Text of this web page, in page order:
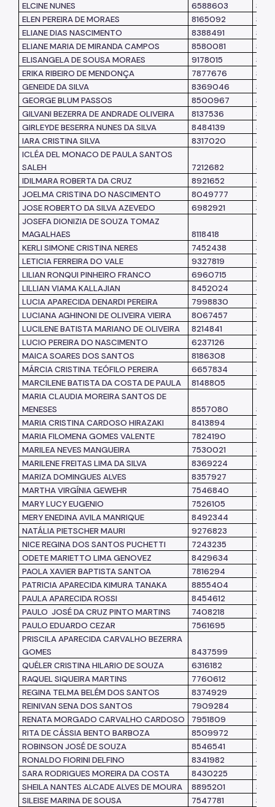
ELCINE NUNES 6588603
SME
ELEN PEREIRA DE MORAES
8165092
SME
ELIANE DIAS NASCIMENTO
8388491
SME
ELIANE MARIA DE MIRANDA CAMPOS
8580081
SME
ELISANGELA DE SOUSA MORAES
9178015
SME
ERIKA RIBEIRO DE MENDONÇA
7877676
GENEIDE DA SILVA
8369046
SME
GEORGE BLUM PASSOS
8500967
SME
GILVANI BEZERRA DE ANDRADE OLIVEIRA
8137536
SME
GIRLEYDE BESERRA NUNES DA SILVA
8484139
SME
IARA CRISTINA SILVA
8317020
SMS
ICLÉA DEL MONACO DE PAULA SANTOS
SALEH
7212682
SME
IDILMARA ROBERTA DA CRUZ
8921652
SME
JOELMA CRISTINA DO NASCIMENTO
8049777
SME
JOSE ROBERTO DA SILVA AZEVEDO
6982921
JOSEFA DIONIZIA DE SOUZA TOMAZ
MAGALHAES
8118418
SME
KERLI SIMONE CRISTINA NERES
7452438
SME
LETICIA FERREIRA DO VALE
9327819
SME
LILIAN RONQUI PINHEIRO FRANCO
6960715
SME
LILLIAN VIAMA KALLAJIAN
8452024
SME
LUCIA APARECIDA DENARDI PEREIRA
7998830
SME
LUCIANA AGHINONI DE OLIVEIRA VIEIRA
8067457
SME
LUCILENE BATISTA MARIANO DE OLIVEIRA
8214841
SME
LUCIO PEREIRA DO NASCIMENTO
6237126
MAICA SOARES DOS SANTOS
8186308
SME
MÁRCIA CRISTINA TEÓFILO PEREIRA
6657834
SME
MARCILENE BATISTA DA COSTA DE PAULA
8148805
SME
MARIA CLAUDIA MOREIRA SANTOS DE
MENESES
8557080
SME
MARIA CRISTINA CARDOSO HIRAZAKI
8413894
SME
MARIA FILOMENA GOMES VALENTE
7824190
SME
MARILEA NEVES MANGUEIRA
7530021
SME
MARILENE FREITAS LIMA DA SILVA
8369224
SME
MARIZA DOMINGUES ALVES
8357927
SME
MARTHA VIRGÍNIA GEWEHR
7546840
SMS
MARY LUCY EUGENIO
7526105
SME
MERY ENEDINA AVILA MANRIQUE
8492344
SME
NATÁLIA PIETSCHER MAURI
9276823
NICE REGINA DOS SANTOS PUCHETTI
7243235
SME
ODETE MARIETTO LIMA GENOVEZ
8429634
SME
PAOLA XAVIER BAPTISTA SANTOA
7816294
SME
PATRICIA APARECIDA KIMURA TANAKA
8855404
SME
PAULA APARECIDA ROSSI
8454612
SME
PAULO JOSÉ DA CRUZ PINTO MARTINS
7408218
PAULO EDUARDO CEZAR
7561695
SME
PRISCILA APARECIDA CARVALHO BEZERRA
GOMES
8437599
QUÉLER CRISTINA HILARIO DE SOUZA
6316182
RAQUEL SIQUEIRA MARTINS
7760612
SME
REGINA TELMA BELÉM DOS SANTOS
8374929
SME
REINIVAN SENA DOS SANTOS
7909284
SME
RENATA MORGADO CARVALHO CARDOSO
7951809
SME
RITA DE CÁSSIA BENTO BARBOZA
8509972
ROBINSON JOSÉ DE SOUZA
8546541
SME
RONALDO FIORINI DELFINO
8341982
SMS
SARA RODRIGUES MOREIRA DA COSTA
8430225
SME
SHEILA NANTES ALCADE ALVES DE MOURA
8895201
SILEISE MARINA DE SOUSA
7547781